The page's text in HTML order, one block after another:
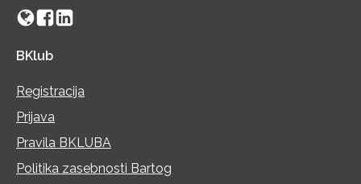
BKlub
Registracija
Prijava
Pravila BKLUBA
Politika zasebnosti Bartog